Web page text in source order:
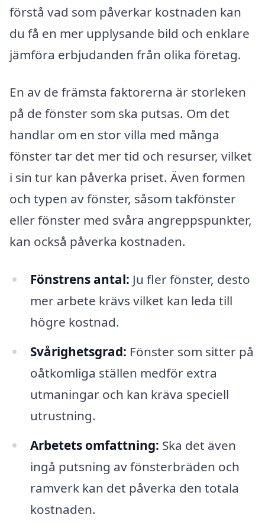
förstå vad som påverkar kostnaden kan
du få en mer upplysande bild och enklare
jämföra erbjudanden från olika företag.
En av de främsta faktorerna är storleken
på de fönster som ska putsas. Om det
handlar om en stor villa med många
fönster tar det mer tid och resurser, vilket
i sin tur kan påverka priset. Även formen
och typen av fönster, såsom takfönster
eller fönster med svåra angreppspunkter,
kan också påverka kostnaden.
Fönstrens antal: Ju fler fönster, desto
mer arbete krävs vilket kan leda till
högre kostnad.
Svårighetsgrad: Fönster som sitter på
oåtkomliga ställen medför extra
utmaningar och kan kräva speciell
utrustning.
Arbetets omfattning: Ska det även
ingå putsning av fönsterbräden och
ramverk kan det påverka den totala
kostnaden.